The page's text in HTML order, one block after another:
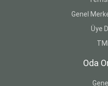
Genel
Üye
Oda